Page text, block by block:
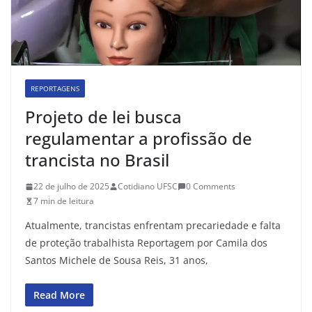
REPORTAGENS
Projeto de lei busca
regulamentar a profissão de
trancista no Brasil
22 de julho de 2025 Cotidiano UFSC
0 Comments
7 min de leitura
Atualmente, trancistas enfrentam precariedade e falta
de proteção trabalhista Reportagem por Camila dos
Santos Michele de Sousa Reis, 31 anos,
Read More